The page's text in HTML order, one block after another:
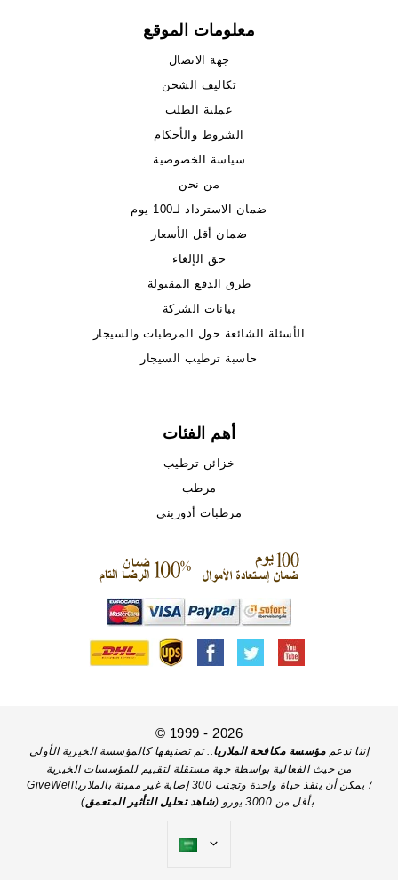
معلومات الموقع
جهة الاتصال
تكاليف الشحن
عملية الطلب
الشروط والأحكام
سياسة الخصوصية
من نحن
ضمان الاسترداد لـ100 يوم
ضمان أقل الأسعار
حق الإلغاء
طرق الدفع المقبولة
بيانات الشركة
الأسئلة الشائعة حول المرطبات والسيجار
حاسبة ترطيب السيجار
أهم الفئات
خزائن ترطيب
مرطب
مرطبات أدوريني
© 1999 - 2026
إننا ندعممؤسسة مكافحة الملاريا .. تم تصنيفها كالمؤسسة الخيرية الأولى
من حيث الفعالية بواسطة جهة مستقلة لتقييم للمؤسسات الخيرية
GiveWell؛ يمكن أن ينقذ حياة واحدة وتجنب 300 إصابة غير مميتة بالملاريا
بأقل من 3000 يورو (
شاهد تحليل التأثير المتعمق